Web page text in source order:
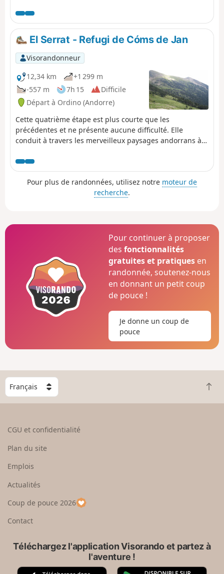
cascades pendant la montée assez raide et très
pierreuse jusqu'au pont de la Peyre ; - petit passage en
balcon très légèrement vertigineux pour accéder à
l'immense Étang de Gnioure ; - long sentier longeant
l'étang puis le ruisseau et s'enfonçant dans la vallée ; -
montée à flanc démarrant assez soft pour finir bien raide
jusqu'à l'Étang du Rouch.
El Serrat - Refugi de Cóms de Jan
Visorandonneur
12,34 km
+1 299 m
-557 m
7h 15
Difficile
Départ à Ordino (Andorre)
Cette quatrième étape est plus courte que les
précédentes et ne présente aucune difficulté. Elle
conduit à travers les merveilleux paysages andorrans à
Ransol, à la cabane de Jan, abri sûr mais assez
rudimentaire.
Pour plus de randonnées, utilisez notre moteur de
recherche.
Pour continuer à proposer
desfonctionnalités
gratuites et pratiques en
randonnée, soutenez-nous
en donnant un petit coup
de pouce !
Je donne un coup de
pouce
C
h
o
e
u
p
a
R
e
CGU et confidentialité
Plan du site
Emplois
Actualités
Coup de pouce 2026
Contact
Téléchargez l'application Visorando et partez à
l'aventure !
A G